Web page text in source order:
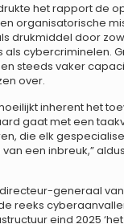
het rapport de
organisatorische
drukmiddel door
als cybercriminelen.
steeds vaker
over.
inherent het
gaat met een
die elk
een inbreuk,”
generaal van
reeks
eind 2025